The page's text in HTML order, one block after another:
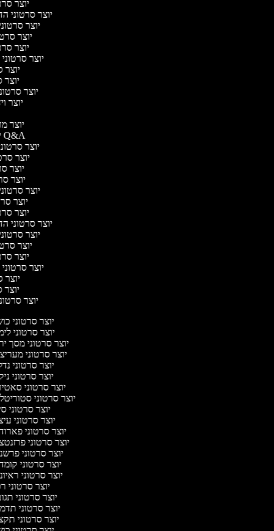
יוצר
יוצר סרטוני
יוצר
יוצר
יוצר
יוצר
יוצר
יוצר
יוצר
יוצר
יוצר
יוצר סרטוני Q&A
יוצר
יוצר
יוצר
יוצר
יוצר
יוצר
יוצר
יוצר סרטוני
יוצר
יוצר
יוצר
יוצר
יוצר
יוצר
יוצר
יוצר סרטוני
יוצר סרטוני
יוצר סרטוני מסך
יוצר סרטוני
יוצר סרטוני
יוצר סרטוני
יוצר סרטוני
יוצר סרטוני
יוצר סרטוני
יוצר סרטוני
יוצר סרטוני
יוצר סרטוני
יוצר סרטוני
יוצר סרטוני
יוצר סרטוני
יוצר סרטוני
יוצר סרטוני
יוצר סרטוני
יוצר סרטוני